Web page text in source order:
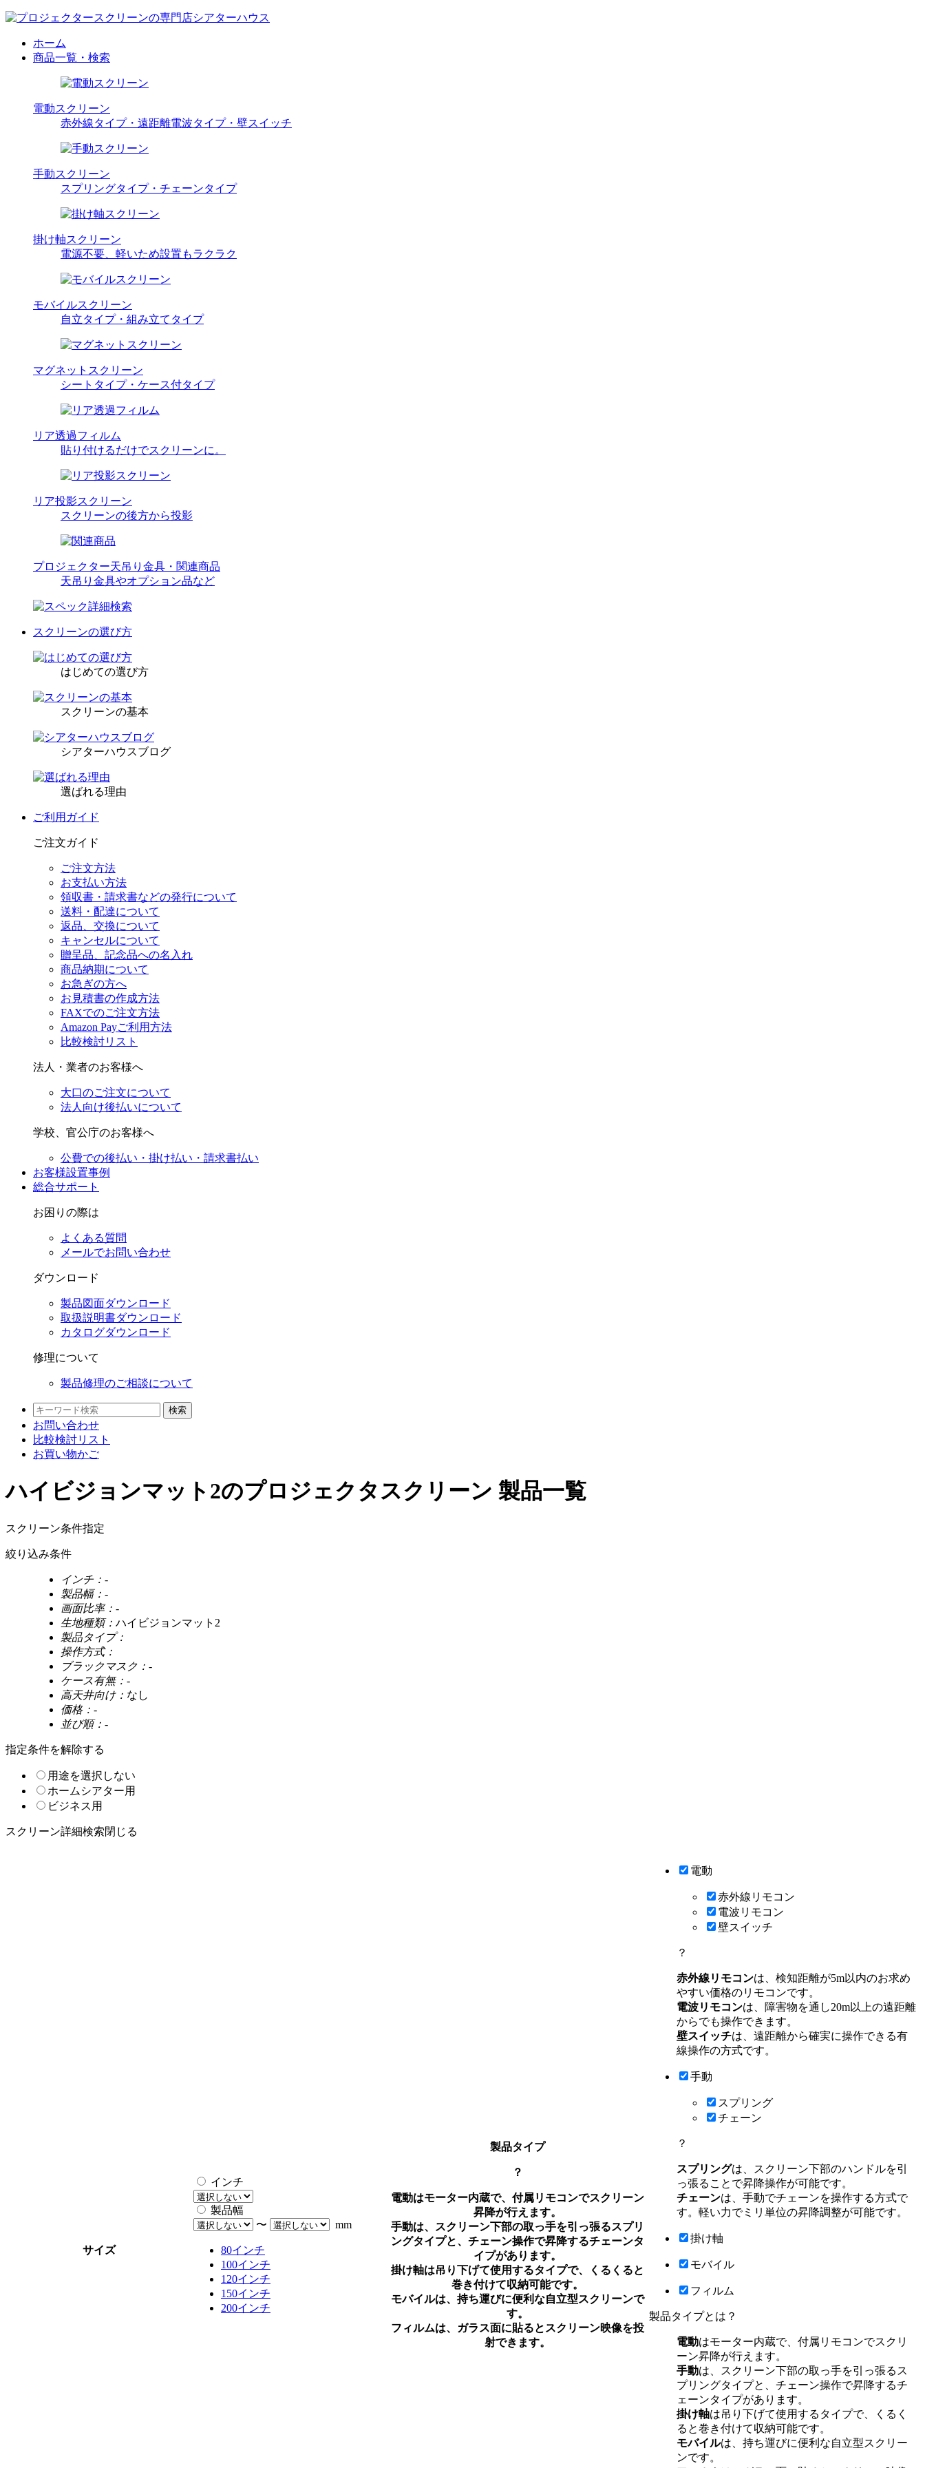
ホーム
商品一覧・検索
電動スクリーン
赤外線タイプ・遠距離電波タイプ・壁スイッチ
手動スクリーン
スプリングタイプ・チェーンタイプ
掛け軸スクリーン
電源不要、軽いため設置もラクラク
モバイルスクリーン
自立タイプ・組み立てタイプ
マグネットスクリーン
シートタイプ・ケース付タイプ
リア透過フィルム
貼り付けるだけでスクリーンに。
リア投影スクリーン
スクリーンの後方から投影
プロジェクター天吊り金具・関連商品
天吊り金具やオプション品など
スクリーンの選び方
はじめての選び方
スクリーンの基本
シアターハウスブログ
選ばれる理由
ご利用ガイド
ご注文ガイド
ご注文方法
お支払い方法
領収書・請求書などの発行について
送料・配達について
返品、交換について
キャンセルについて
贈呈品、記念品への名入れ
商品納期について
お急ぎの方へ
お見積書の作成方法
FAXでのご注文方法
Amazon Payご利用方法
比較検討リスト
法人・業者のお客様へ
大口のご注文について
法人向け後払いについて
学校、官公庁のお客様へ
公費での後払い・掛け払い・請求書払い
お客様設置事例
総合サポート
お困りの際は
よくある質問
メールでお問い合わせ
ダウンロード
製品図面ダウンロード
取扱説明書ダウンロード
カタログダウンロード
修理について
製品修理のご相談について
検索
お問い合わせ
比較検討リスト
お買い物かご
ハイビジョンマット2のプロジェクタスクリーン 製品一覧
スクリーン条件指定
絞り込み条件
インチ： -
製品幅： -
画面比率： -
生地種類： ハイビジョンマット2
製品タイプ：
操作方式：
ブラックマスク： -
ケース有無： -
高天井向け： なし
価格： -
並び順： -
指定条件を解除する
用途を選択しない
ホームシアター用
ビジネス用
スクリーン詳細検索閉じる
サイズ
インチ
製品幅
〜
mm
80インチ
100インチ
120インチ
150インチ
200インチ
製品タイプ
？
電動はモーター内蔵で、付属リモコンでスクリーン
昇降が行えます。
手動は、スクリーン下部の取っ手を引っ張るスプリ
ングタイプと、チェーン操作で昇降するチェーンタ
イプがあります。
掛け軸は吊り下げて使用するタイプで、くるくると
巻き付けて収納可能です。
モバイルは、持ち運びに便利な自立型スクリーンで
す。
フィルムは、ガラス面に貼るとスクリーン映像を投
射できます。
電動
赤外線リモコン
電波リモコン
壁スイッチ
？
赤外線リモコンは、検知距離が5m以内のお求め
やすい価格のリモコンです。
電波リモコンは、障害物を通し20m以上の遠距離
からでも操作できます。
壁スイッチは、遠距離から確実に操作できる有
線操作の方式です。
手動
スプリング
チェーン
？
スプリングは、スクリーン下部のハンドルを引
っ張ることで昇降操作が可能です。
チェーンは、手動でチェーンを操作する方式で
す。軽い力でミリ単位の昇降調整が可能です。
掛け軸
モバイル
フィルム
製品タイプとは？
電動はモーター内蔵で、付属リモコンでスクリ
ーン昇降が行えます。
手動は、スクリーン下部の取っ手を引っ張るス
プリングタイプと、チェーン操作で昇降するチ
ェーンタイプがあります。
掛け軸は吊り下げて使用するタイプで、くるく
ると巻き付けて収納可能です。
モバイルは、持ち運びに便利な自立型スクリー
ンです。